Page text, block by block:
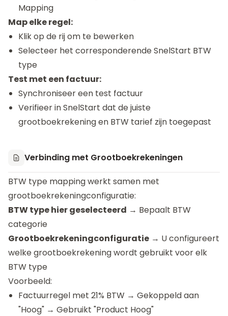
Mapping
Map elke regel:
Klik op de rij om te bewerken
Selecteer het corresponderende SnelStart BTW
type
Test met een factuur:
Synchroniseer een test factuur
Verifieer in SnelStart dat de juiste
grootboekrekening en BTW tarief zijn toegepast
Verbinding met Grootboekrekeningen
BTW type mapping werkt samen met
grootboekrekeningconfiguratie:
BTW type hier geselecteerd → Bepaalt BTW
categorie
Grootboekrekeningconfiguratie → U configureert
welke grootboekrekening wordt gebruikt voor elk
BTW type
Voorbeeld:
Factuurregel met 21% BTW → Gekoppeld aan
"Hoog" → Gebruikt "Product Hoog"